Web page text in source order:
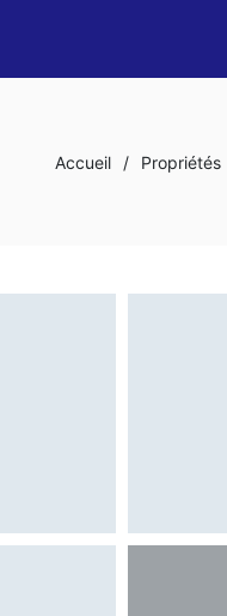
Accueil / Propriétés